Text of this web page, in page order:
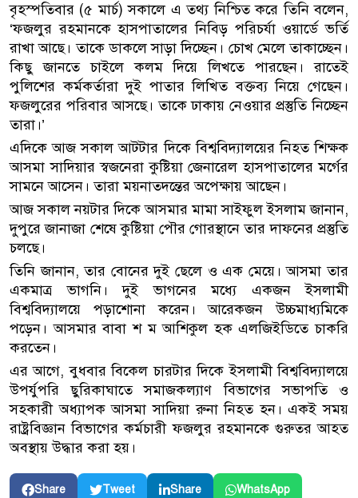
বৃহস্পতিবার (৫ মার্চ) সকালে এ তথ্য নিশ্চিত করে তিনি বলেন,
‘ফজলুর রহমানকে হাসপাতালের নিবিড় পরিচর্যা ওয়ার্ডে ভর্তি
রাখা আছে। তাকে ডাকলে সাড়া দিচ্ছেন। চোখ মেলে তাকাচ্ছেন।
কিছু জানতে চাইলে কলম দিয়ে লিখতে পারছেন। রাতেই
পুলিশের কর্মকর্তারা দুই পাতার লিখিত বক্তব্য নিয়ে গেছেন।
ফজলুরের পরিবার আসছে। তাকে ঢাকায় নেওয়ার প্রস্তুতি নিচ্ছেন
তারা।’
এদিকে আজ সকাল আটটার দিকে বিশ্ববিদ্যালয়ের নিহত শিক্ষক
আসমা সাদিয়ার স্বজনেরা কুষ্টিয়া জেনারেল হাসপাতালের মর্গের
সামনে আসেন। তারা ময়নাতদন্তের অপেক্ষায় আছেন।
আজ সকাল নয়টার দিকে আসমার মামা সাইফুল ইসলাম জানান,
দুপুরে জানাজা শেষে কুষ্টিয়া পৌর গোরস্থানে তার দাফনের প্রস্তুতি
চলছে।
তিনি জানান, তার বোনের দুই ছেলে ও এক মেয়ে। আসমা তার
একমাত্র ভাগনি। দুই ভাগনের মধ্যে একজন ইসলামী
বিশ্ববিদ্যালয়ে পড়াশোনা করেন। আরেকজন উচ্চমাধ্যমিকে
পড়েন। আসমার বাবা শ ম আশিকুল হক এলজিইডিতে চাকরি
করতেন।
এর আগে, বুধবার বিকেল চারটার দিকে ইসলামী বিশ্ববিদ্যালয়ে
উপর্যুপরি ছুরিকাঘাতে সমাজকল্যাণ বিভাগের সভাপতি ও
সহকারী অধ্যাপক আসমা সাদিয়া রুনা নিহত হন। একই সময়
রাষ্ট্রবিজ্ঞান বিভাগের কর্মচারী ফজলুর রহমানকে গুরুতর আহত
অবস্থায় উদ্ধার করা হয়।
Share Tweet Share WhatsApp